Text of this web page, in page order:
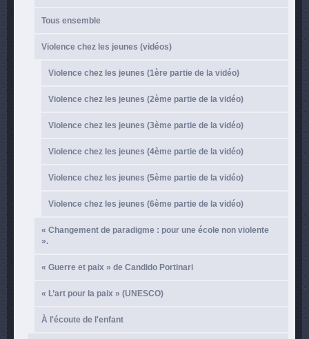
Tous ensemble
Violence chez les jeunes (vidéos)
Violence chez les jeunes (1ère partie de la vidéo)
Violence chez les jeunes (2ème partie de la vidéo)
Violence chez les jeunes (3ème partie de la vidéo)
Violence chez les jeunes (4ème partie de la vidéo)
Violence chez les jeunes (5ème partie de la vidéo)
Violence chez les jeunes (6ème partie de la vidéo)
« Changement de paradigme : pour une école non violente
».
« Guerre et paix » de Candido Portinari
« L’art pour la paix » (UNESCO)
À l'écoute de l'enfant